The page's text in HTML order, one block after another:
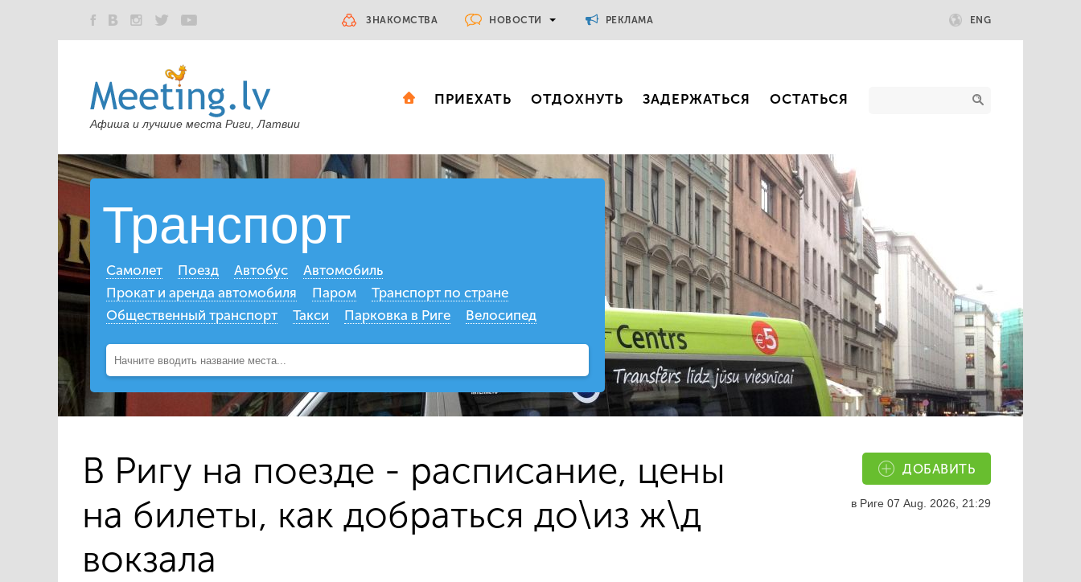
ЗНАКОМСТВА НОВОСТИ РЕКЛАМА ENG
Афиша и лучшие места Риги, Латвии
ПРИЕХАТЬ ОТДОХНУТЬ ЗАДЕРЖАТЬСЯ ОСТАТЬСЯ
Транспорт
Самолет Поезд Автобус
Автомобиль
Прокат и аренда автомобиля
Паром
Транспорт по стране
Общественный транспорт
Такси Парковка в Риге Велосипед
В Ригу на поезде - расписание, цены
на билеты, как добраться до\из ж\д
вокзала
ДОБАВИТЬ
в Риге 07 Aug. 2026, 21:29